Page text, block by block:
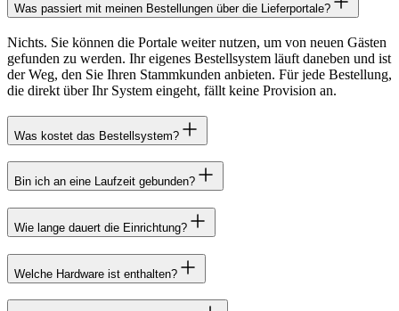
Was passiert mit meinen Bestellungen über die Lieferportale?
Nichts. Sie können die Portale weiter nutzen, um von neuen Gästen
gefunden zu werden. Ihr eigenes Bestellsystem läuft daneben und ist
der Weg, den Sie Ihren Stammkunden anbieten. Für jede Bestellung,
die direkt über Ihr System eingeht, fällt keine Provision an.
Was kostet das Bestellsystem?
Bin ich an eine Laufzeit gebunden?
Wie lange dauert die Einrichtung?
Welche Hardware ist enthalten?